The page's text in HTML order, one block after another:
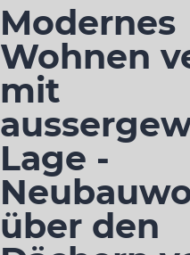
Modernes
Wohnen
mit
Lage -
über den